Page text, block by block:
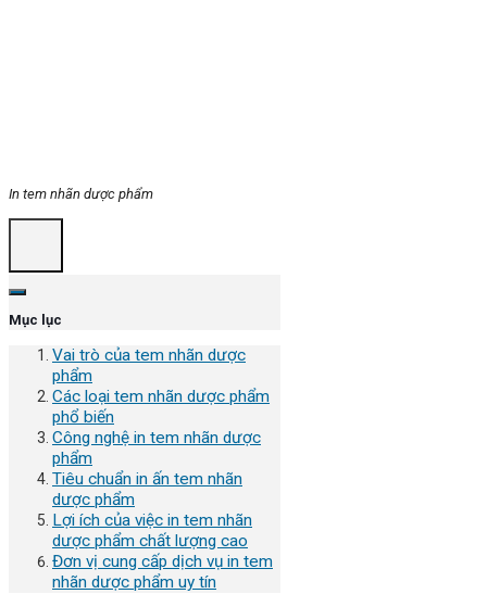
In tem nhãn dược phẩm
Mục lục
Vai trò của tem nhãn dược
phẩm
Các loại tem nhãn dược phẩm
phổ biến
Công nghệ in tem nhãn dược
phẩm
Tiêu chuẩn in ấn tem nhãn
dược phẩm
Lợi ích của việc in tem nhãn
dược phẩm chất lượng cao
Đơn vị cung cấp dịch vụ in tem
nhãn dược phẩm uy tín